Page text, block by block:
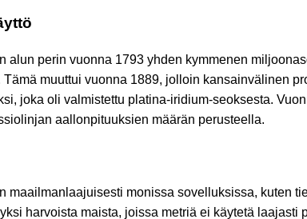
alun perin vuonna 1793 yhden kymmenen
muuttui vuonna 1889, jolloin kansainvälinen
joka oli valmistettu platina-iridium-seoksesta.
aallonpituuksien määrän perusteella.
maailmanlaajuisesti monissa sovelluksissa, kuten
harvoista maista, joissa metriä ei käytetä